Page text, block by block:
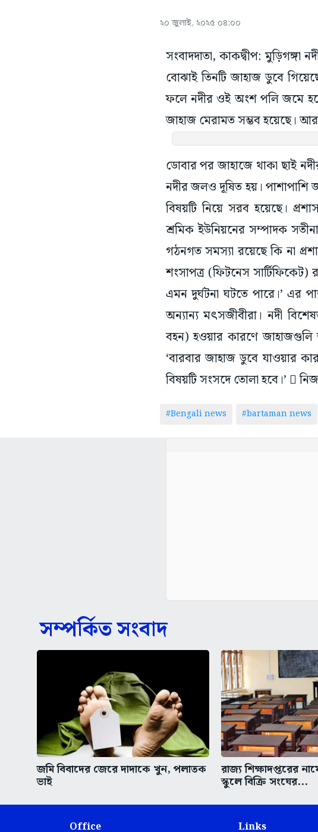
২০ জুলাই, ২০২৫ ০৪:০০
সংবাদদাতা, কাকদ্বীপ: মুড়িগঙ্গা
বোঝাই তিনটি জাহাজ ডুবে
ফলে নদীর ওই অংশ পলি জমে হয়ে
জাহাজ মেরামত সম্ভব হয়েছে।
ডোবার পর জাহাজে থাকা ছাই
নদীর জলও দূষিত হয়। পাশাপাশি
বিষয়টি নিয়ে সরব হয়েছে।
শ্রমিক ইউনিয়নের সম্পাদক
গঠনগত সমস্যা রয়েছে কি না
শংসাপত্র (ফিটনেস
এমন দুর্ঘটনা ঘটতে পারে।’ এর
অন্যান্য মৎসজীবীরা। নদী
বহন) হওয়ার কারণে জাহাজগুলি
‘বারবার জাহাজ ডুবে যাওয়ার
বিষয়টি সংসদে তোলা হবে।’ 
#Bengali news #bartaman news
সম্পর্কিত সংবাদ
জমি বিবাদের জেরে দাদাকে খুন, পলাতক
ভাই
রাজ্য শিক্ষাদপ্তরের
স্কুলে বিক্রি সংঘের...
Office Links